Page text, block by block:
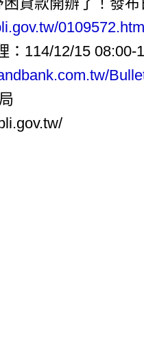
：114/12/15 08:00-